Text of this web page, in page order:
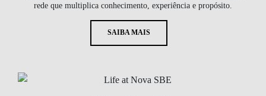
rede que multiplica conhecimento, experiência e propósito.
SAIBA MAIS